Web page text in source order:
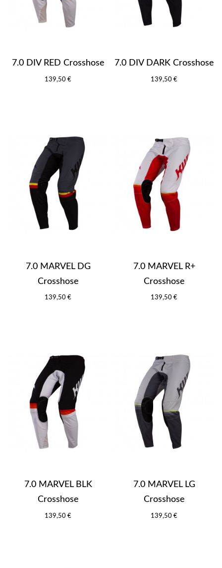
7.0 DIV RED Crosshose
139,50 €
7.0 DIV DARK Crosshose
139,50 €
7.0 MARVEL DG
Crosshose
139,50 €
7.0 MARVEL R+
Crosshose
139,50 €
7.0 MARVEL BLK
Crosshose
139,50 €
7.0 MARVEL LG
Crosshose
139,50 €